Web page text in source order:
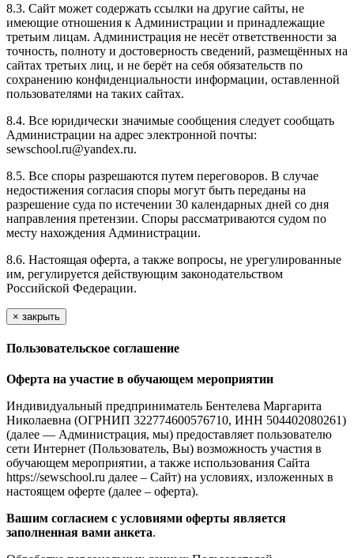
8.3. Сайт может содержать ссылки на другие сайты, не
имеющие отношения к Администрации и принадлежащие
третьим лицам. Администрация не несёт ответственности за
точность, полноту и достоверность сведений, размещённых на
сайтах третьих лиц, и не берёт на себя обязательств по
сохранению конфиденциальности информации, оставленной
пользователями на таких сайтах.
8.4. Все юридически значимые сообщения следует сообщать
Администрации на адрес электронной почты:
sewschool.ru@yandex.ru.
8.5. Все споры разрешаются путем переговоров. В случае
недостижения согласия споры могут быть переданы на
разрешение суда по истечении 30 календарных дней со дня
направления претензии. Споры рассматриваются судом по
месту нахождения Администрации.
8.6. Настоящая оферта, а также вопросы, не урегулированные
им, регулируется действующим законодательством
Российской Федерации.
× закрыть
Пользовательское соглашение
Оферта на участие в обучающем мероприятии
Индивидуальный предприниматель Бентелева Маргарита
Николаевна (ОГРНИП 322774600576710, ИНН 504402080261)
(далее — Администрация, мы) предоставляет пользователю
сети Интернет (Пользователь, Вы) возможность участия в
обучающем мероприятии, а также использования Сайта
https://sewschool.ru далее – Сайт) на условиях, изложенных в
настоящем оферте (далее – оферта).
Вашим согласием с условиями оферты является
заполненная вами анкета.